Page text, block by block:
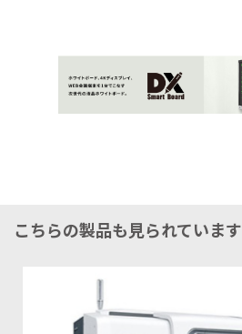
こちらの製品も見られています